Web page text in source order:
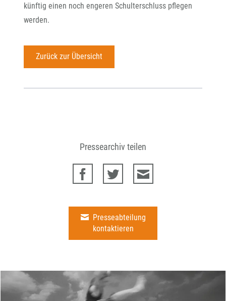
künftig einen noch engeren Schulterschluss pflegen
werden.
Zurück zur Übersicht
Pressearchiv teilen
Presseabteilung
kontaktieren